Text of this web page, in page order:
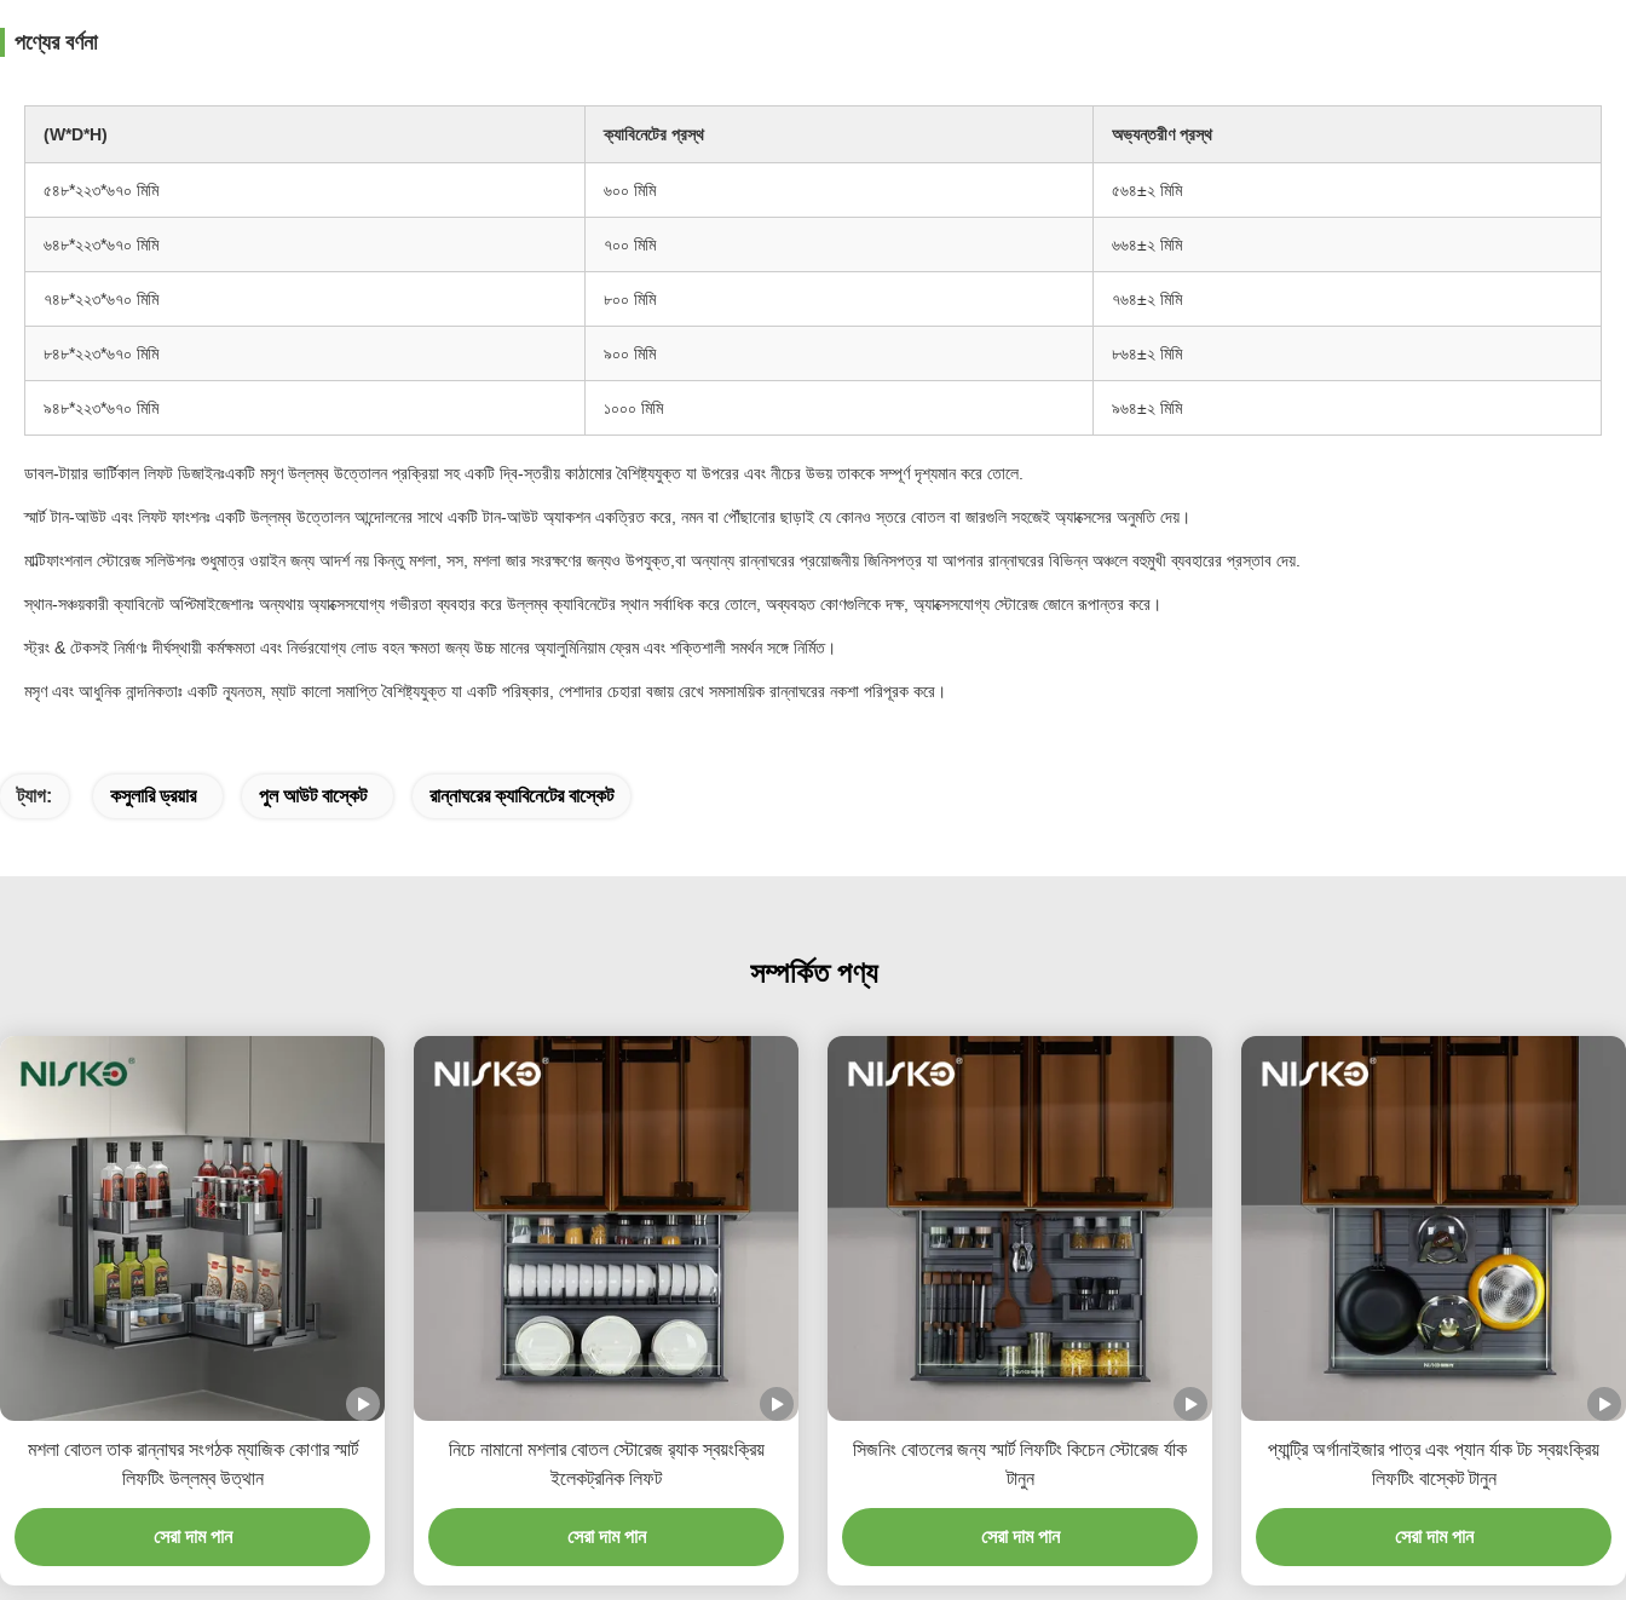
পণ্যের বর্ণনা
(W*D*H) ক্যাবিনেটের প্রস্থ অভ্যন্তরীণ প্রস্থ
৫৪৮*২২৩*৬৭০ মিমি ৬০০ মিমি ৫৬৪±২ মিমি
৬৪৮*২২৩*৬৭০ মিমি ৭০০ মিমি ৬৬৪±২ মিমি
৭৪৮*২২৩*৬৭০ মিমি ৮০০ মিমি ৭৬৪±২ মিমি
৮৪৮*২২৩*৬৭০ মিমি ৯০০ মিমি ৮৬৪±২ মিমি
৯৪৮*২২৩*৬৭০ মিমি ১০০০ মিমি ৯৬৪±২ মিমি
ডাবল-টায়ার ভার্টিকাল লিফট ডিজাইনঃএকটি মসৃণ উল্লম্ব উত্তোলন প্রক্রিয়া সহ একটি দ্বি-স্তরীয় কাঠামোর বৈশিষ্ট্যযুক্ত যা উপরের এবং নীচের উভয় তাককে সম্পূর্ণ দৃশ্যমান করে তোলে.
স্মার্ট টান-আউট এবং লিফট ফাংশনঃ একটি উল্লম্ব উত্তোলন আন্দোলনের সাথে একটি টান-আউট অ্যাকশন একত্রিত করে, নমন বা পৌঁছানোর ছাড়াই যে কোনও স্তরে বোতল বা জারগুলি সহজেই অ্যাক্সেসের অনুমতি দেয়।
মাল্টিফাংশনাল স্টোরেজ সলিউশনঃ শুধুমাত্র ওয়াইন জন্য আদর্শ নয় কিন্তু মশলা, সস, মশলা জার সংরক্ষণের জন্যও উপযুক্ত,বা অন্যান্য রান্নাঘরের প্রয়োজনীয় জিনিসপত্র যা আপনার রান্নাঘরের বিভিন্ন অঞ্চলে বহুমুখী ব্যবহারের প্রস্তাব দেয়.
স্থান-সঞ্চয়কারী ক্যাবিনেট অপ্টিমাইজেশানঃ অন্যথায় অ্যাক্সেসযোগ্য গভীরতা ব্যবহার করে উল্লম্ব ক্যাবিনেটের স্থান সর্বাধিক করে তোলে, অব্যবহৃত কোণগুলিকে দক্ষ, অ্যাক্সেসযোগ্য স্টোরেজ জোনে রূপান্তর করে।
স্ট্রং & টেকসই নির্মাণঃ দীর্ঘস্থায়ী কর্মক্ষমতা এবং নির্ভরযোগ্য লোড বহন ক্ষমতা জন্য উচ্চ মানের অ্যালুমিনিয়াম ফ্রেম এবং শক্তিশালী সমর্থন সঙ্গে নির্মিত।
মসৃণ এবং আধুনিক নান্দনিকতাঃ একটি ন্যূনতম, ম্যাট কালো সমাপ্তি বৈশিষ্ট্যযুক্ত যা একটি পরিষ্কার, পেশাদার চেহারা বজায় রেখে সমসাময়িক রান্নাঘরের নকশা পরিপূরক করে।
ট্যাগ: কসুলারি ড্রয়ার পুল আউট বাস্কেট রান্নাঘরের ক্যাবিনেটের বাস্কেট
সম্পর্কিত পণ্য
মশলা বোতল তাক রান্নাঘর সংগঠক ম্যাজিক কোণার স্মার্ট
লিফটিং উল্লম্ব উত্থান
সেরা দাম পান
নিচে নামানো মশলার বোতল স্টোরেজ র‍্যাক স্বয়ংক্রিয়
ইলেকট্রনিক লিফট
সেরা দাম পান
সিজনিং বোতলের জন্য স্মার্ট লিফটিং কিচেন স্টোরেজ র্যাক
টানুন
সেরা দাম পান
প্যান্ট্রি অর্গানাইজার পাত্র এবং প্যান র্যাক টচ স্বয়ংক্রিয়
লিফটিং বাস্কেট টানুন
সেরা দাম পান